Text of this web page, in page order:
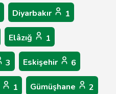
Diyarbakır 1
Elâzığ 1
3 Eskişehir 6
1 Gümüşhane 2